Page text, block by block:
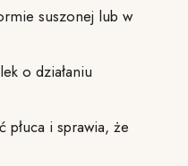
suszonej lub w
o działaniu
płuca i sprawia, że